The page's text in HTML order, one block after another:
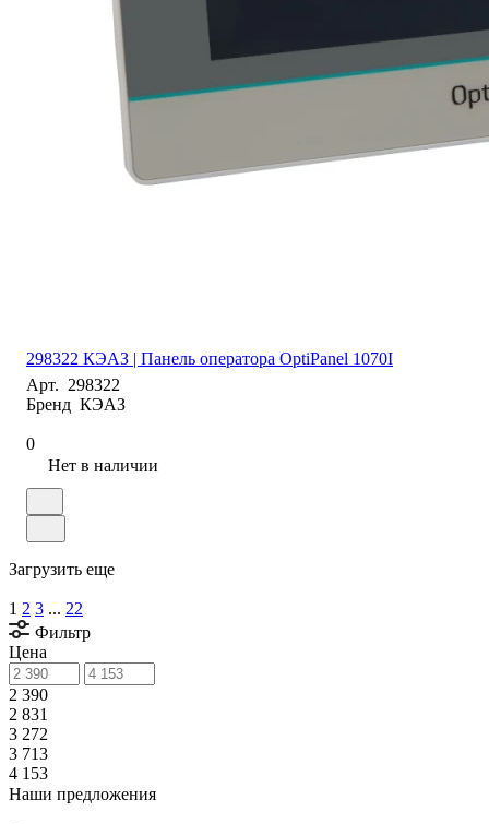
298322 КЭАЗ | Панель оператора OptiPanel 1070I
Арт. 298322
Бренд КЭАЗ
0
Нет в наличии
Загрузить еще
1 2 3 ... 22
Фильтр
Цена
2 390
2 831
3 272
3 713
4 153
Наши предложения